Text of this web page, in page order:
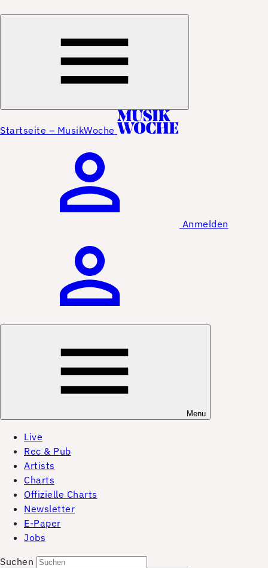
Startseite – MusikWoche
Anmelden
Menu
Live
Rec & Pub
Artists
Charts
Offizielle Charts
Newsletter
E-Paper
Jobs
Suchen